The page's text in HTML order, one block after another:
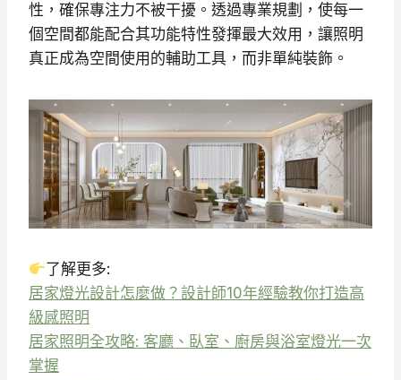
性，確保專注力不被干擾。透過專業規劃，使每一
個空間都能配合其功能特性發揮最大效用，讓照明
真正成為空間使用的輔助工具，而非單純裝飾。
了解更多:
居家燈光設計怎麼做？設計師10年經驗教你打造高
級感照明
居家照明全攻略: 客廳、臥室、廚房與浴室燈光一次
掌握